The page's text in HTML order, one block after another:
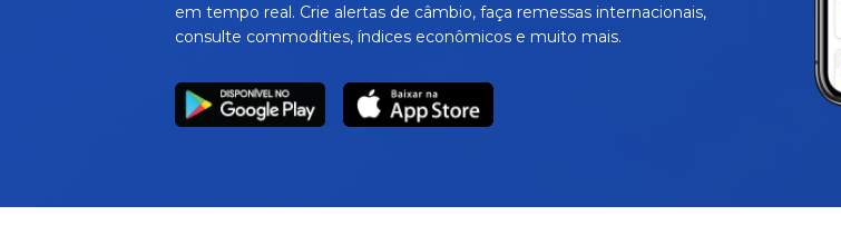
em tempo real. Crie alertas de câmbio, faça remessas internacionais,
consulte commodities, índices econômicos e muito mais.